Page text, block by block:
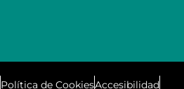
Política de CookiesAccesibilidad